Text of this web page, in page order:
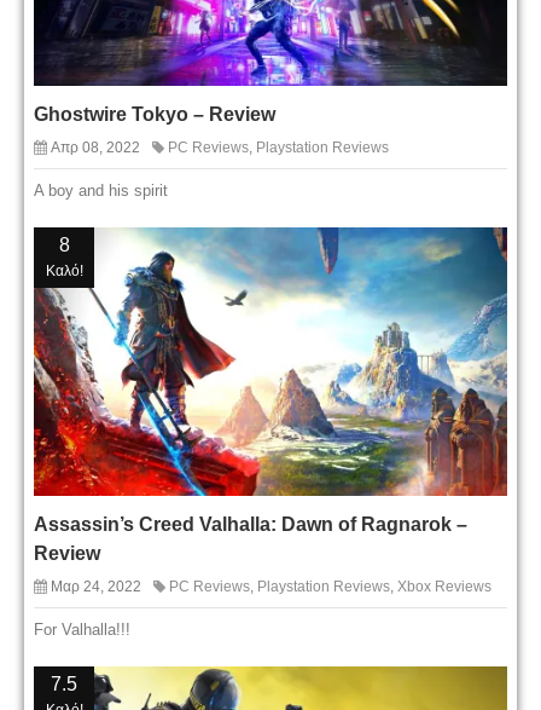
Ghostwire Tokyo – Review
Απρ 08, 2022 PC Reviews Playstation Reviews
A boy and his spirit
8
Καλό!
Assassin’s Creed Valhalla: Dawn of Ragnarok –
Review
Μαρ 24, 2022 PC Reviews, Playstation Reviews, Xbox Reviews
For Valhalla!!!
7.5